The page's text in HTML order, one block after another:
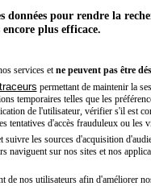
pour rendre la
plus efficace.
services et ne peuvent pas être
permettant de maintenir la
temporaires telles que les
de l'utilisateur, vérifier s'il est
tentatives d'accès frauduleux ou les
suivre les sources d'acquisition
naviguent sur nos sites et nos
de nos utilisateurs afin d'améliorer